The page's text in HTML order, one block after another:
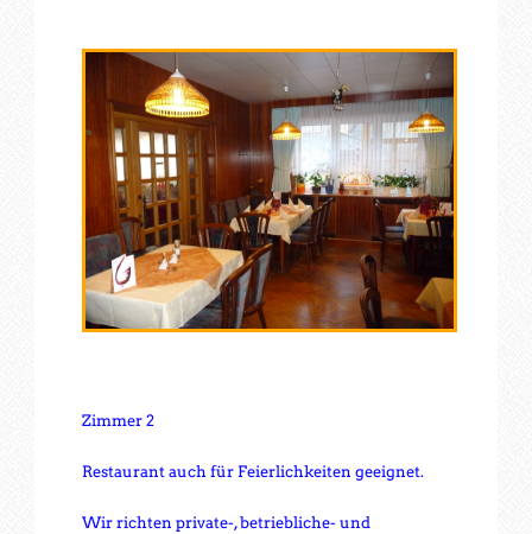
Zimmer 2
Restaurant auch für Feierlichkeiten geeignet.
Wir richten private-, betriebliche- und